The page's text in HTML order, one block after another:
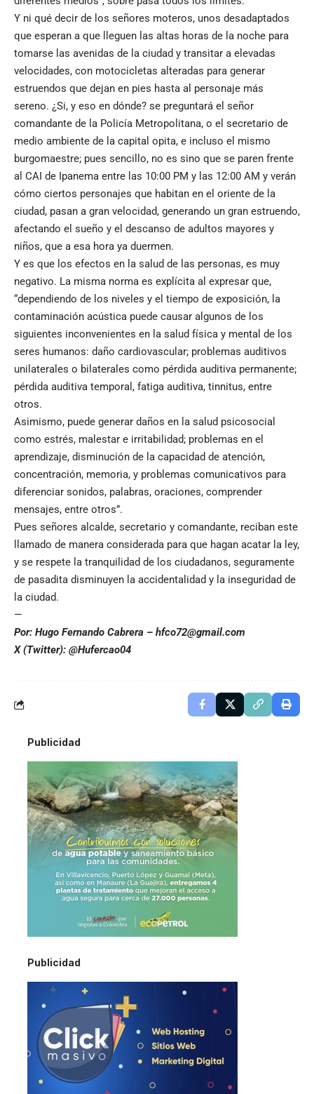
Y ni qué decir de los señores moteros, unos desadaptados
que esperan a que lleguen las altas horas de la noche para
tomarse las avenidas de la ciudad y transitar a elevadas
velocidades, con motocicletas alteradas para generar
estruendos que dejan en pies hasta al personaje más
sereno. ¿Si, y eso en dónde? se preguntará el señor
comandante de la Policía Metropolitana, o el secretario de
medio ambiente de la capital opita, e incluso el mismo
burgomaestre; pues sencillo, no es sino que se paren frente
al CAI de Ipanema entre las 10:00 PM y las 12:00 AM y verán
cómo ciertos personajes que habitan en el oriente de la
ciudad, pasan a gran velocidad, generando un gran estruendo,
afectando el sueño y el descanso de adultos mayores y
niños, que a esa hora ya duermen.
Y es que los efectos en la salud de las personas, es muy
negativo. La misma norma es explícita al expresar que,
“dependiendo de los niveles y el tiempo de exposición, la
contaminación acústica puede causar algunos de los
siguientes inconvenientes en la salud física y mental de los
seres humanos: daño cardiovascular; problemas auditivos
unilaterales o bilaterales como pérdida auditiva permanente;
pérdida auditiva temporal, fatiga auditiva, tinnitus, entre
otros.
Asimismo, puede generar daños en la salud psicosocial
como estrés, malestar e irritabilidad; problemas en el
aprendizaje, disminución de la capacidad de atención,
concentración, memoria, y problemas comunicativos para
diferenciar sonidos, palabras, oraciones, comprender
mensajes, entre otros”.
Pues señores alcalde, secretario y comandante, reciban este
llamado de manera considerada para que hagan acatar la ley,
y se respete la tranquilidad de los ciudadanos, seguramente
de pasadita disminuyen la accidentalidad y la inseguridad de
la ciudad.
—
Por: Hugo Fernando Cabrera – hfco72@gmail.com
X (Twitter): @Hufercao04
Publicidad
Publicidad